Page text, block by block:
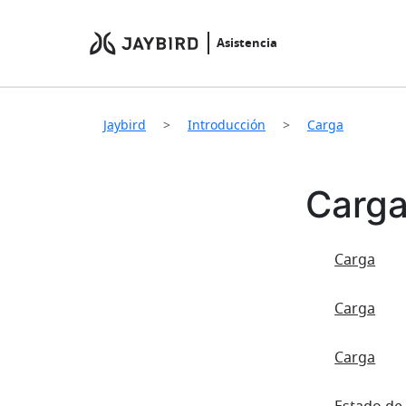
Asistencia
Jaybird Introducción Carga
Carga
Carga
Carga